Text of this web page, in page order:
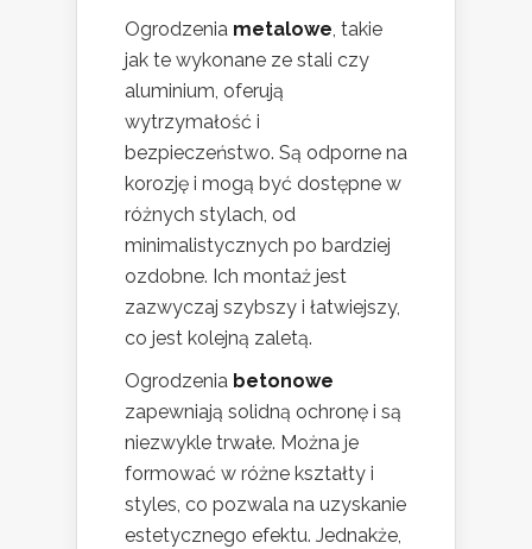
Ogrodzenia metalowe, takie
jak te wykonane ze stali czy
aluminium, oferują
wytrzymałość i
bezpieczeństwo. Są odporne na
korozję i mogą być dostępne w
różnych stylach, od
minimalistycznych po bardziej
ozdobne. Ich montaż jest
zazwyczaj szybszy i łatwiejszy,
co jest kolejną zaletą.
Ogrodzenia betonowe
zapewniają solidną ochronę i są
niezwykle trwałe. Można je
formować w różne kształty i
styles, co pozwala na uzyskanie
estetycznego efektu. Jednakże,